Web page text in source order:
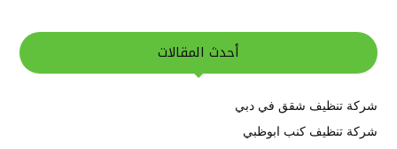
أحدث المقالات
شركة تنظيف شقق في دبي
شركة تنظيف كنب ابوظبي